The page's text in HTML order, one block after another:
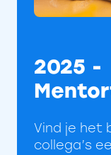
2025 -
Vind je het
collega’s